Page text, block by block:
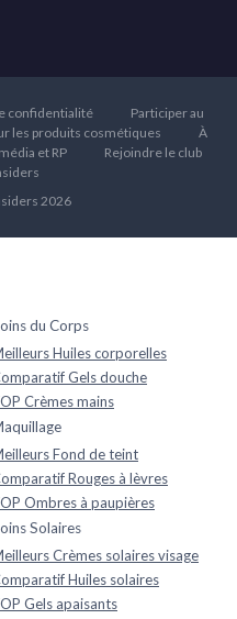
confidentialité
Participer au
les produits cosmétiques
À
et RP
Rejoindre le club
2026
du Corps
Huiles corporelles
Gels douche
Crèmes mains
Fond de teint
Rouges à lèvres
Ombres à paupières
Solaires
Crèmes solaires visage
Huiles solaires
Gels apaisants